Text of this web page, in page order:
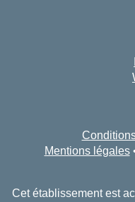
Mentions légales
Cet établissement est